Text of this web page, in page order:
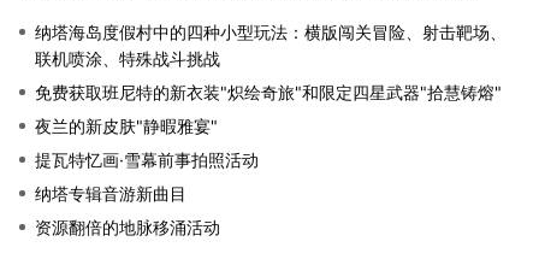
纳塔海岛度假村中的四种小型玩法：横版闯关冒险、射击靶场、
联机喷涂、特殊战斗挑战
免费获取班尼特的新衣装"炽绘奇旅"和限定四星武器"拾慧铸熔"
夜兰的新皮肤"静暇雅宴"
提瓦特忆画·雪幕前事拍照活动
纳塔专辑音游新曲目
资源翻倍的地脉移涌活动